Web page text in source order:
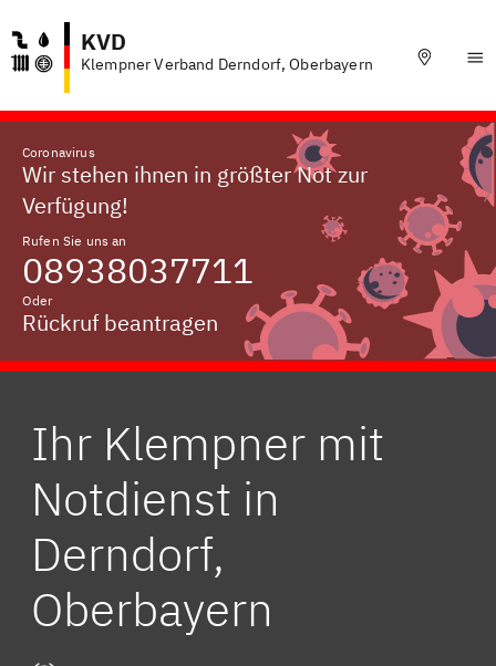
KVD
Klempner Verband Derndorf, Oberbayern
Coronavirus
Wir stehen ihnen in größter Not zur
Verfügung!
Rufen Sie uns an
08938037711
Oder
Rückruf beantragen
Ihr Klempner mit
Notdienst in
Derndorf,
Oberbayern